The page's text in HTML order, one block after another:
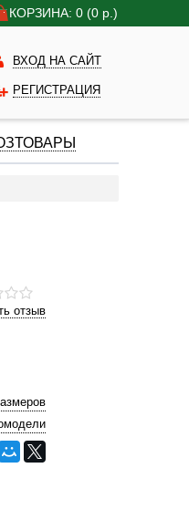
КОРЗИНА: 0 (0 р.)
ВХОД НА САЙТ
РЕГИСТРАЦИЯ
отзыв